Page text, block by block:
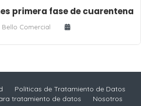
primera fase de cuarentena
Bello Comercial
Políticas de Tratamiento de Datos
tratamiento de datos
Nosotros